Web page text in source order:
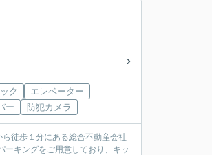
ク
エレベーター
ー 防犯カメラ
徒歩１分にある総合不動産会社
ーキングをご用意しており、キッ